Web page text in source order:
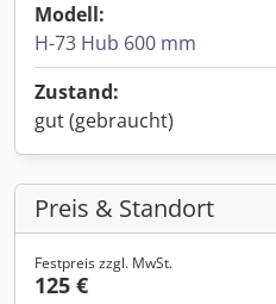
Modell:
H-73 Hub 600 mm
Zustand:
gut (gebraucht)
Preis & Standort
Festpreis zzgl. MwSt.
125 €